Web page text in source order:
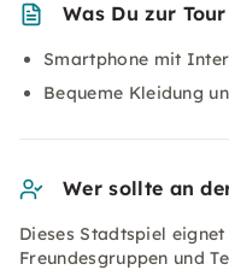
Was Du zur
Smartphone mit
Bequeme Kleidung
Wer sollte an
Dieses Stadtspiel
Freundesgruppen und